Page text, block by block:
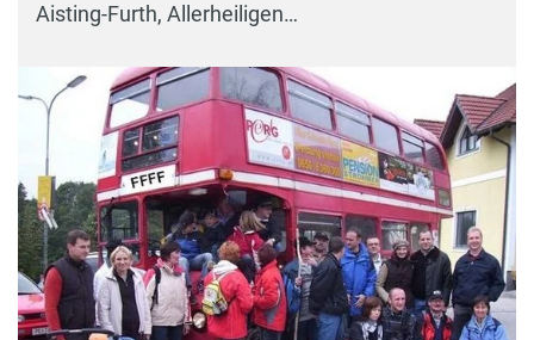
Aisting-Furth, Allerheiligen…